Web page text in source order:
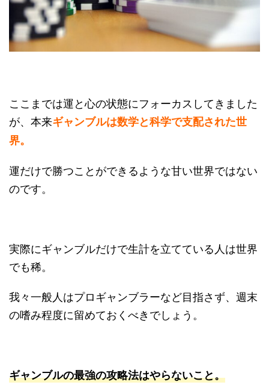
ここまでは運と心の状態にフォーカスしてきました
が、本来ギャンブルは数学と科学で支配された世
界。
運だけで勝つことができるような甘い世界ではない
のです。
実際にギャンブルだけで生計を立てている人は世界
でも稀。
我々一般人はプロギャンブラーなど目指さず、週末
の嗜み程度に留めておくべきでしょう。
ギャンブルの最強の攻略法はやらないこと。